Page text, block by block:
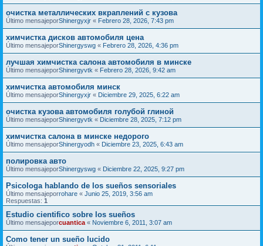
очистка металлических вкраплений с кузова
Último mensajeporShinergyxjr « Febrero 28, 2026, 7:43 pm
химчистка дисков автомобиля цена
Último mensajeporShinergyswg « Febrero 28, 2026, 4:36 pm
лучшая химчистка салона автомобиля в минске
Último mensajeporShinergyvtk « Febrero 28, 2026, 9:42 am
химчистка автомобиля минск
Último mensajeporShinergyxjr « Diciembre 29, 2025, 6:22 am
очистка кузова автомобиля голубой глиной
Último mensajeporShinergyvtk « Diciembre 28, 2025, 7:12 pm
химчистка салона в минске недорого
Último mensajeporShinergyodh « Diciembre 23, 2025, 6:43 am
полировка авто
Último mensajeporShinergyswg « Diciembre 22, 2025, 9:27 pm
Psicologa hablando de los sueños sensoriales
Último mensajeporrohare « Junio 25, 2019, 3:56 am
Respuestas: 1
Estudio cientifico sobre los sueños
Último mensajeporcuantica « Noviembre 6, 2011, 3:07 am
Como tener un sueño lucido